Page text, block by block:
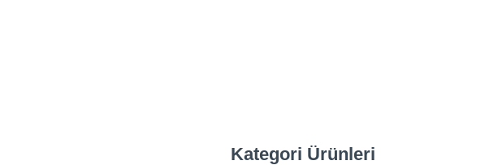
Kategori Ürünleri